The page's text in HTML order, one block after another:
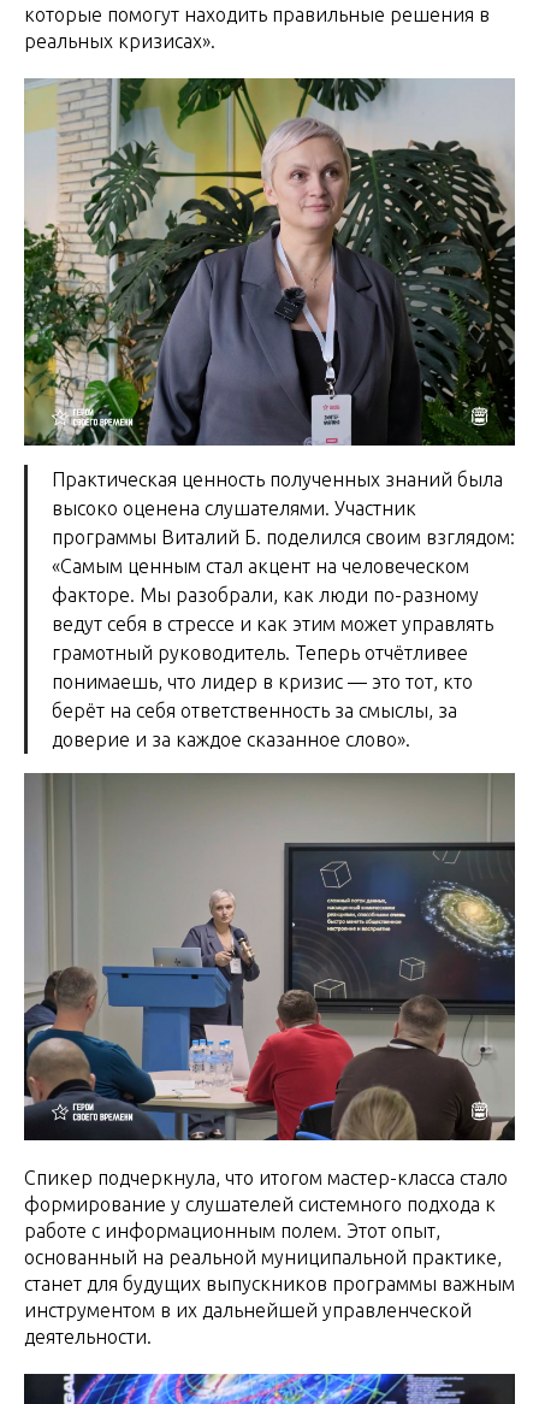
которые помогут находить правильные решения в
реальных кризисах».
Практическая ценность полученных знаний была
высоко оценена слушателями. Участник
программы Виталий Б. поделился своим взглядом:
«Самым ценным стал акцент на человеческом
факторе. Мы разобрали, как люди по-разному
ведут себя в стрессе и как этим может управлять
грамотный руководитель. Теперь отчётливее
понимаешь, что лидер в кризис — это тот, кто
берёт на себя ответственность за смыслы, за
доверие и за каждое сказанное слово».
Спикер подчеркнула, что итогом мастер-класса стало
формирование у слушателей системного подхода к
работе с информационным полем. Этот опыт,
основанный на реальной муниципальной практике,
станет для будущих выпускников программы важным
инструментом в их дальнейшей управленческой
деятельности.